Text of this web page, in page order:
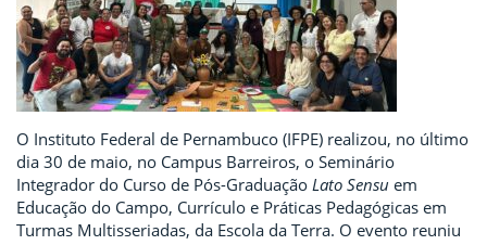
O Instituto Federal de Pernambuco (IFPE) realizou, no último
dia 30 de maio, no Campus Barreiros, o Seminário
Integrador do Curso de Pós-Graduação Lato Sensu em
Educação do Campo, Currículo e Práticas Pedagógicas em
Turmas Multisseriadas, da Escola da Terra. O evento reuniu